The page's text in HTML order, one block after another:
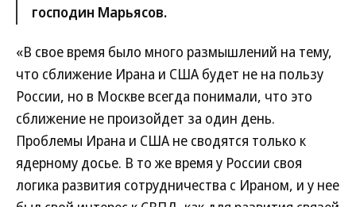
господин Марьясов.
«В свое время было много размышлений на тему,
что сближение Ирана и США будет не на пользу
России, но в Москве всегда понимали, что это
сближение не произойдет за один день.
Проблемы Ирана и США не сводятся только к
ядерному досье. В то же время у России своя
логика развития сотрудничества с Ираном, и у нее